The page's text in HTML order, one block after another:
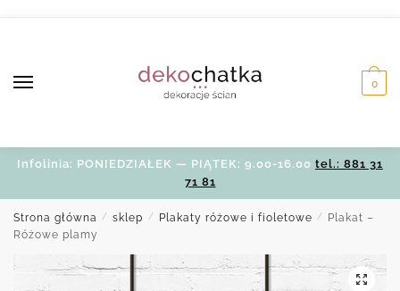
0
Infolinia: PONIEDZIAŁEK — PIĄTEK: 9.00-16.00 tel.: 881 31
71 81
Strona główna / sklep / Plakaty różowe i fioletowe /
Plakat –
Różowe plamy